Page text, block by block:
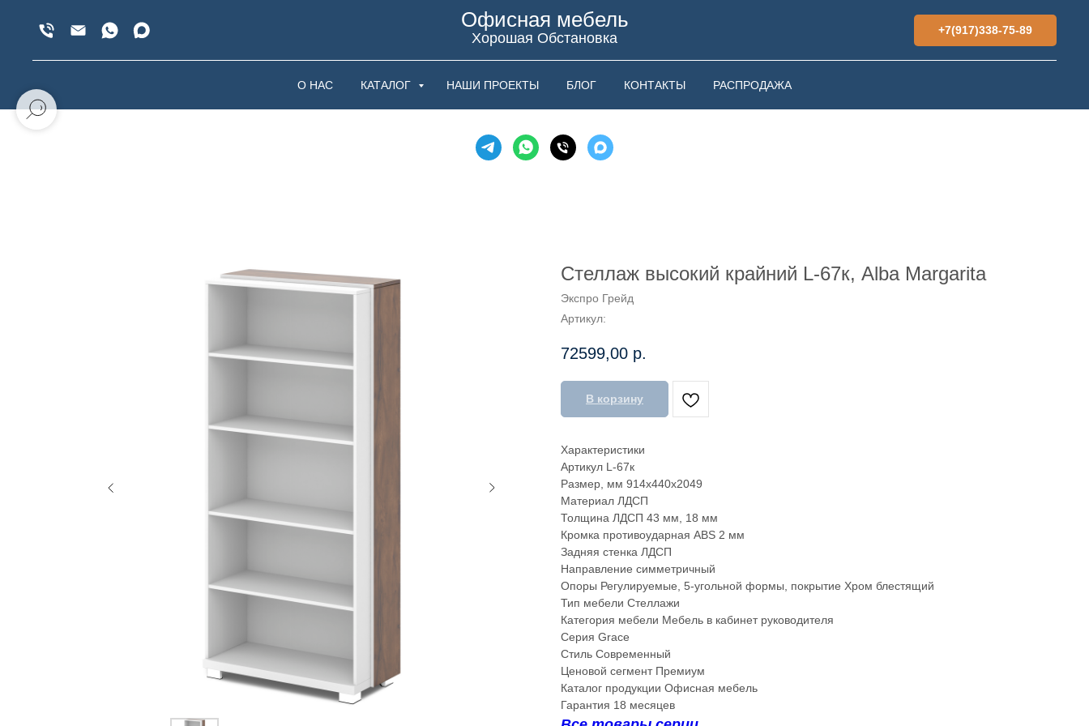
Офисная мебель
Хорошая Обстановка +7(917)338-75-89
О НАС КАТАЛОГ НАШИ ПРОЕКТЫ БЛОГ КОНТАКТЫ РАСПРОДАЖА
Стеллаж высокий крайний L-67к, Alba Margarita
Экспро Грейд
Артикул:
72599,00 р.
В корзину
Характеристики
Артикул L-67к
Размер, мм 914х440х2049
Материал ЛДСП
Толщина ЛДСП 43 мм, 18 мм
Кромка противоударная ABS 2 мм
Задняя стенка ЛДСП
Направление симметричный
Опоры Регулируемые, 5-угольной формы, покрытие Хром блестящий
Тип мебели Стеллажи
Категория мебели Мебель в кабинет руководителя
Серия Grace
Стиль Современный
Ценовой сегмент Премиум
Каталог продукции Офисная мебель
Гарантия 18 месяцев